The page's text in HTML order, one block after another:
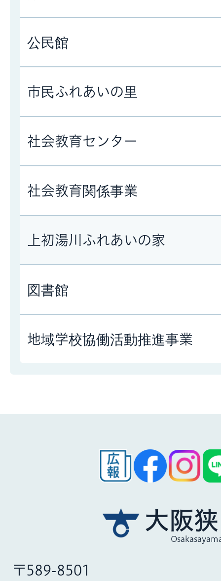
公民館
市民ふれあいの里
社会教育センター
社会教育関係事業
上初湯川ふれあいの家
図書館
地域学校協働活動推進事業
大阪
〒589-8501